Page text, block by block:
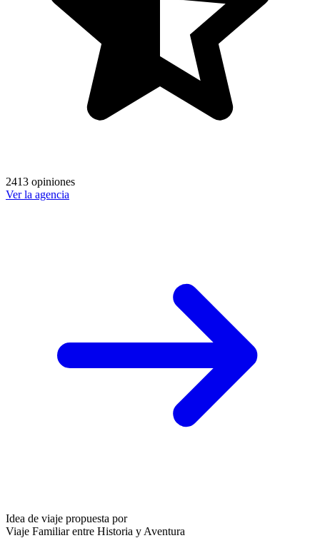
2413 opiniones
Ver la agencia
Idea de viaje propuesta por
Viaje Familiar entre Historia y Aventura